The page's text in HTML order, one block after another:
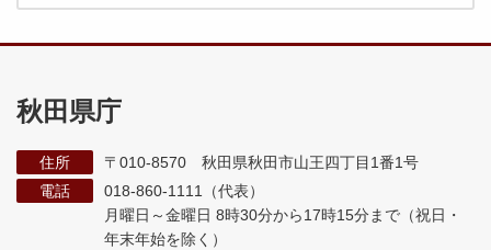
秋田県庁
住所
〒010-8570 秋田県秋田市山王四丁目1番1号
電話
018-860-1111（代表）
月曜日～金曜日 8時30分から17時15分まで （祝日・
年末年始を除く）